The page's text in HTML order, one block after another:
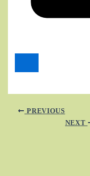
PREVIOUS
NEXT